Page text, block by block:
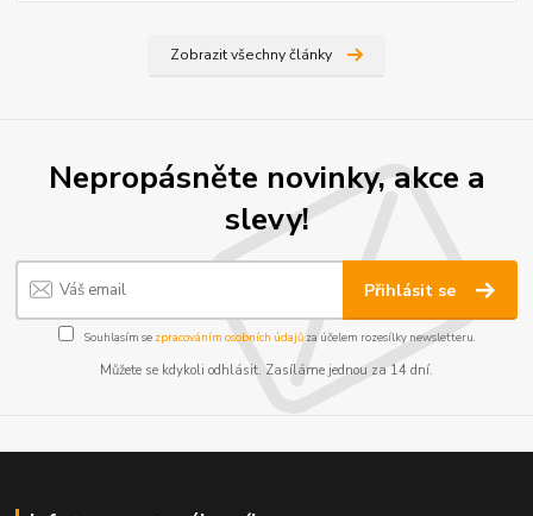
Zobrazit všechny články
Nepropásněte novinky, akce a
slevy!
Přihlásit se
Souhlasím se zpracováním osobních údajůza účelem rozesílky newsletteru.
Můžete se kdykoli odhlásit. Zasíláme jednou za 14 dní.